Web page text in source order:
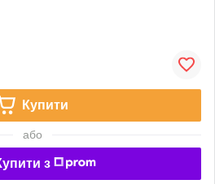
Купити
або
з